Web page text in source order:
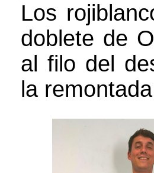
Los
doblete de
al filo del
la